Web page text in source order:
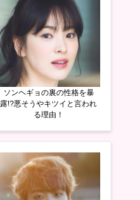
ソンヘギョの裏の性格を暴
露!?悪そうやキツイと言われ
る理由！